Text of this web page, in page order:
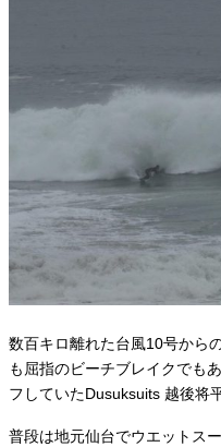
数百キロ離れた台風10号から
も屈指のビーチブレイクでも
フしていたDusuksuits 越後将
普段は地元仙台でウエットス